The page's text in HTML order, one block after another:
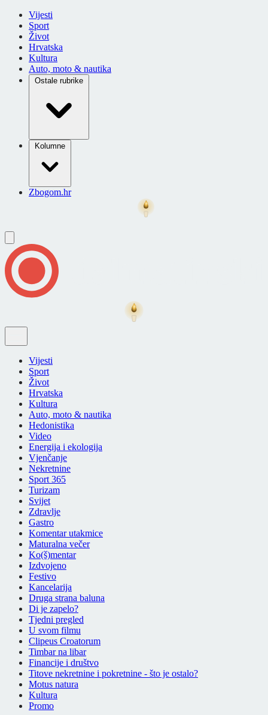
Vijesti
Sport
Život
Hrvatska
Kultura
Auto, moto & nautika
Ostale rubrike
Kolumne
Zbogom.hr
Vijesti
Sport
Život
Hrvatska
Kultura
Auto, moto & nautika
Hedonistika
Video
Energija i ekologija
Vjenčanje
Nekretnine
Sport 365
Turizam
Svijet
Zdravlje
Gastro
Komentar utakmice
Maturalna večer
Ko(š)mentar
Izdvojeno
Festivo
Kancelarija
Druga strana baluna
Di je zapelo?
Tjedni pregled
U svom filmu
Clipeus Croatorum
Timbar na libar
Financije i društvo
Titove nekretnine i pokretnine - što je ostalo?
Motus natura
Kultura
Promo